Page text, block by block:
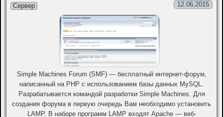
12.06.2015
Сервер
Simple Machines Forum (SMF) — бесплатный интернет-форум,
написанный на PHP с использованием базы данных MySQL.
Разрабатывается командой разработки Simple Machines. Для
создания форума в первую очередь Вам необходимо установить
LAMP. В наборе программ LAMP входят Apache — веб-